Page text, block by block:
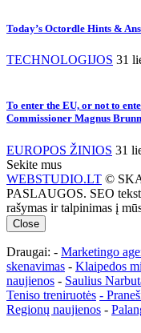
Today’s Octordle Hints &
TECHNOLOGIJOS 31
To enter the EU, or not to
Commissioner Magnus
EUROPOS ŽINIOS 31
Sekite mus
WEBSTUDIO.LT ©
PASLAUGOS. SEO
rašymas ir talpinimas į
Close
Draugai: - Marketingo
skenavimas - Klaipedos
naujienos - Saulius
Teniso treniruotės -
Regionų naujienos -